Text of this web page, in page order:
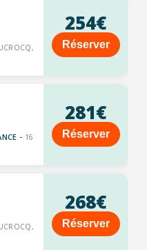
254€
Réserver
- 16
281€
Réserver
268€
Réserver